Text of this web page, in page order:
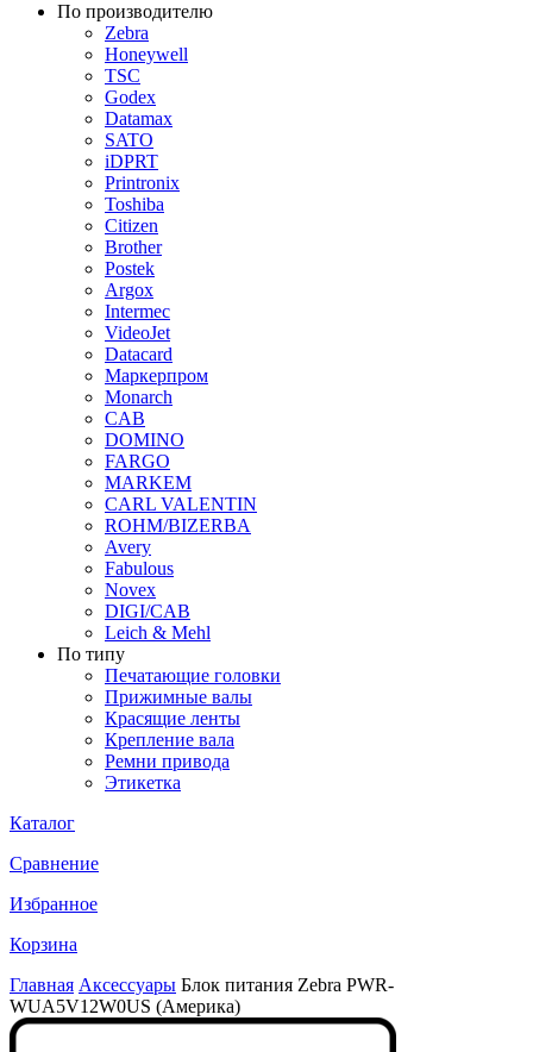
По производителю
Zebra
Honeywell
TSC
Godex
Datamax
SATO
iDPRT
Printronix
Toshiba
Citizen
Brother
Postek
Argox
Intermec
VideoJet
Datacard
Маркерпром
Monarch
CAB
DOMINO
FARGO
MARKEM
CARL VALENTIN
ROHM/BIZERBA
Avery
Fabulous
Novex
DIGI/CAB
Leich & Mehl
По типу
Печатающие головки
Прижимные валы
Красящие ленты
Крепление вала
Ремни привода
Этикетка
Каталог
Сравнение
Избранное
Корзина
Главная Аксессуары Блок питания Zebra PWR-
WUA5V12W0US (Америка)